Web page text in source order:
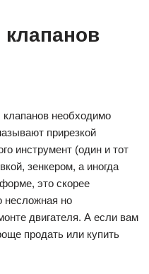
клапанов
необходимо
прирезкой
инструмент (один и тот
зенкером, а иногда
это скорее
несложная но
двигателя. А если вам
продать или купить